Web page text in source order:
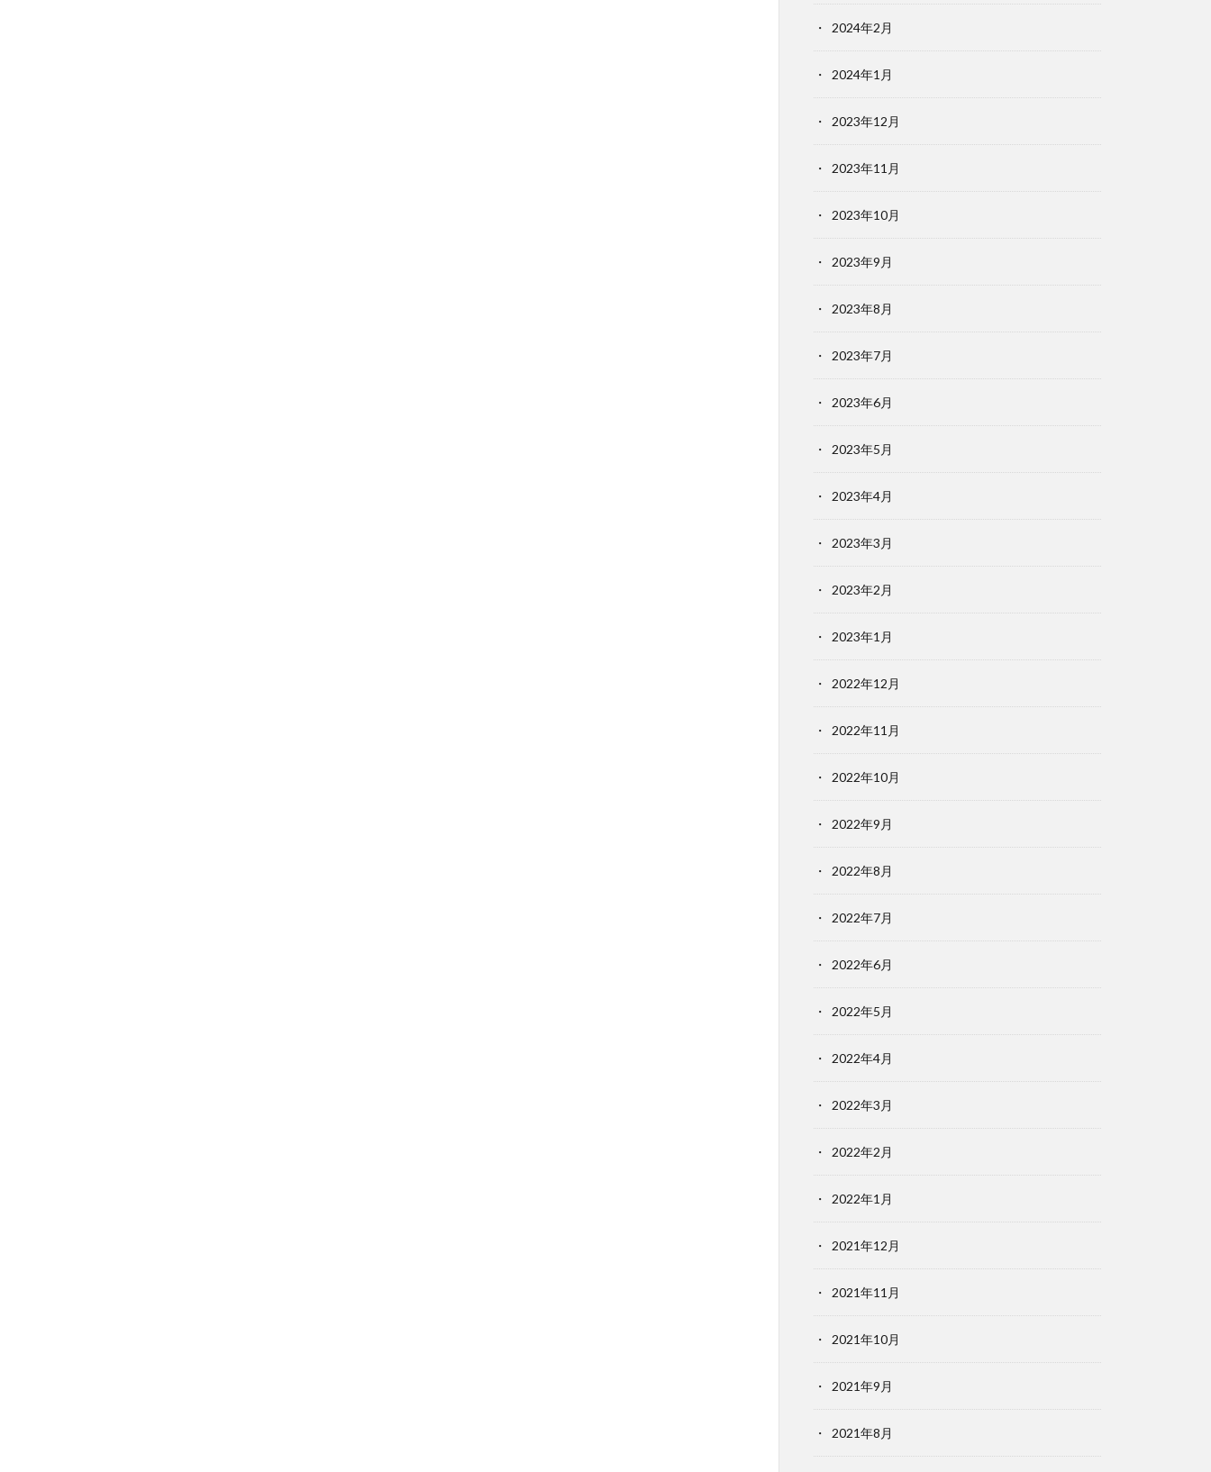
2024年2月
2024年1月
2023年12月
2023年11月
2023年10月
2023年9月
2023年8月
2023年7月
2023年6月
2023年5月
2023年4月
2023年3月
2023年2月
2023年1月
2022年12月
2022年11月
2022年10月
2022年9月
2022年8月
2022年7月
2022年6月
2022年5月
2022年4月
2022年3月
2022年2月
2022年1月
2021年12月
2021年11月
2021年10月
2021年9月
2021年8月